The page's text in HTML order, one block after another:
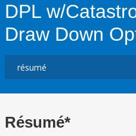
DPL w/
Draw Down
Résumé*